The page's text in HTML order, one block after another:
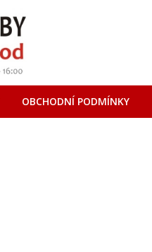
OBCHODNÍ PODMÍNKY